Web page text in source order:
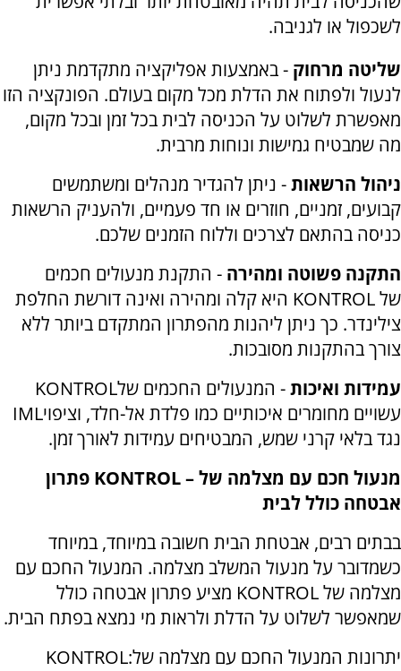
לשכפול או לגניבה.
שליטה מרחוק - באמצעות אפליקציה מתקדמת ניתן
לנעול ולפתוח את הדלת מכל מקום בעולם. הפונקציה הזו
מאפשרת לשלוט על הכניסה לבית בכל זמן ובכל מקום,
מה שמבטיח גמישות ונוחות מרבית.
ניהול הרשאות- ניתן להגדיר מנהלים ומשתמשים
קבועים, זמניים, חוזרים או חד פעמיים, ולהעניק הרשאות
כניסה בהתאם לצרכים וללוח הזמנים שלכם.
התקנה פשוטה ומהירה - התקנת מנעולים חכמים
שלKONTROL היא קלה ומהירה ואינה דורשת החלפת
צילינדר. כך ניתן ליהנות מהפתרון המתקדם ביותר ללא
צורך בהתקנות מסובכות.
עמידות ואיכות- המנעולים החכמים שלKONTROL
עשויים מחומרים איכותיים כמו פלדת אל-חלד, וציפויIML
נגד בלאי קרני שמש, המבטיחים עמידות לאורך זמן.
מנעול חכם עם מצלמה שלKONTROL – פתרון
אבטחה כולל לבית
בבתים רבים, אבטחת הבית חשובה במיוחד, במיוחד
כשמדובר על מנעול המשלב מצלמה. המנעול החכם עם
מצלמה שלKONTROL מציע פתרון אבטחה כולל
שמאפשר לשלוט על הדלת ולראות מי נמצא בפתח הבית.
יתרונות המנעול החכם עם מצלמה שלKONTROL: